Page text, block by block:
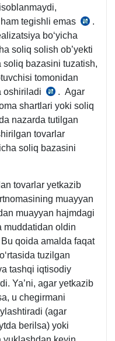
tegishli emas
SK
m.
.
boʻyicha
soliq solish ob’yekti
soliq bazasini tuzatish,
tomonidan
oshiriladi
SK
257-
m.
1-
q.
. Agar
shartlari yoki soliq
nazarda tutilgan
tovarlar
soliq bazasini
tovarlar yetkazib
muayyan
muayyan hajmdagi
muddatidan oldin
qoida amalda faqat
tuzilgan
tashqi iqtisodiy
Ya’ni, agar yetkazib
u chegirmani
(agar
berilsa) yoki